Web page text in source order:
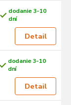
dodanie 3-10
dní
Detail
dodanie 3-10
dní
Detail